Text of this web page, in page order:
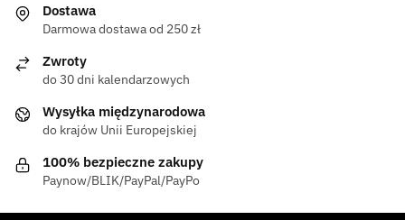
Dostawa
Darmowa dostawa od 250 zł
Zwroty
do 30 dni kalendarzowych
Wysyłka międzynarodowa
do krajów Unii Europejskiej
100% bezpieczne zakupy
Paynow/BLIK/PayPal/PayPo